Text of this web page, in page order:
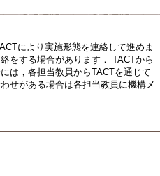
により実施形態を連絡して進めま
をする場合があります． TACTから
は，各担当教員からTACTを通じて
せがある場合は各担当教員に機構メ